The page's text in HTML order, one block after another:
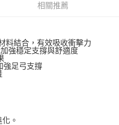
相關推薦
料結合，有效吸收衝擊力
強穩定支撐與舒適度
強足弓支撐
。